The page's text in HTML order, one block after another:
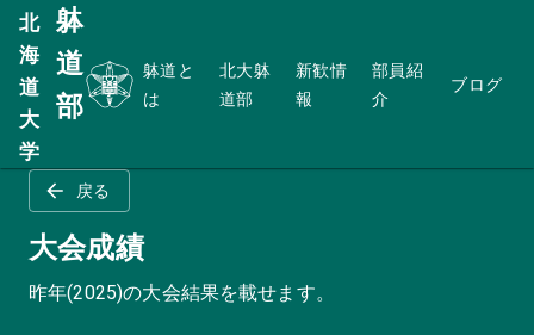
北
海
道
大
学
躰
道
部
躰道と
は
北大躰
道部
新歓情
報
部員紹
介
ブログ
ホーム
戻る
大会成績
昨年(2025)の大会結果を載せます。